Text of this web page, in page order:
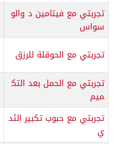
تجربتي مع فيتامين د والو
سواس
تجربتي مع الحوقلة للرزق
تجربتي مع الحمل بعد التك
ميم
تجربتي مع حبوب تكبير الثد
ي